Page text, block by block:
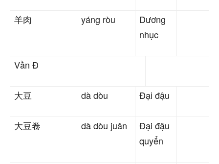
羊肉 yáng ròu
Dương
nhục
Vần Đ
大豆 dà dòu Đại đậu
大豆卷 dà dòu juǎn
Đại đậu
quyển